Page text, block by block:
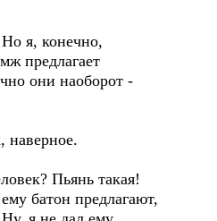
я, конечно,
предлагает
они наоборот -
наверное.
Пьянь такая!
батон предлагают,